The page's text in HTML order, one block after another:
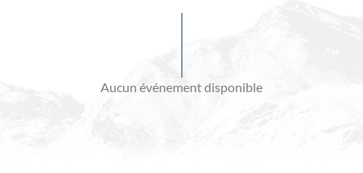
Aucun événement disponible